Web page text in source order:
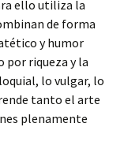
ello utiliza la
de forma
y humor
por riqueza y la
lo vulgar, lo
tanto el arte
plenamente